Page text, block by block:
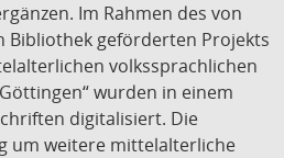
Im Rahmen des von
Bibliothek geförderten Projekts
volkssprachlichen
wurden in einem
digitalisiert. Die
um weitere mittelalterliche